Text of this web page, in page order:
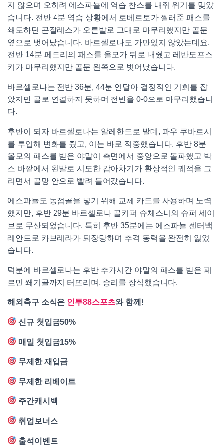
지 않으며 오히려 에스파뇰에 역습 찬스를 내줘 위기를 맞았
습니다. 전반 4분 역습 상황에서 로베르토가 찔러준 패스를
쇄도하던 곤잘레스가 오른발로 그대로 마무리했지만 골문
옆으로 벗어났습니다. 바르셀로나도 가만있지 않았는데요.
전반 14분 페드리의 패스를 올모가 뒤로 내줬고 레반도프스
키가 마무리했지만 골문 왼쪽으로 벗어났습니다.
바르셀로나는 전반 36분, 44분 연달아 결정적인 기회를 잡
았지만 골로 연결하지 못하며 전반을 0-0으로 마무리했습니
다.
후반이 되자 바르셀로나는 알레한드로 발데, 파우 쿠바르시
를 투입해 변화를 줬고, 이는 바로 적중했습니다. 후반 8분
올모의 패스를 받은 야말이 측면에서 중앙으로 돌파했고 박
스 바깥에서 왼발로 시도한 감아차기가 환상적인 궤적을 그
리면서 골망 안으로 빨려 들어갔습니다.
에스파뇰도 동점골을 넣기 위해 교체 카드를 사용하며 노력
했지만, 후반 29분 바르셀로나 골키퍼 슈체스니의 슈퍼 세이
브로 무산되었습니다. 특히 후반 35분에는 에스파뇰 센터백
레안드로 카브레라가 퇴장당하며 추격 동력을 완전히 잃었
습니다.
덕분에 바르셀로나는 후반 추가시간 야말의 패스를 받은 페
르민 쐐기골까지 터뜨리며, 승리를 장식했습니다.
해외축구 소식은 인투88스포츠와 함께!
신규 첫입금50%
매일 첫입금15%
무제한 재입금
무제한 리베이트
주간캐시백
취업보너스
출석이벤트